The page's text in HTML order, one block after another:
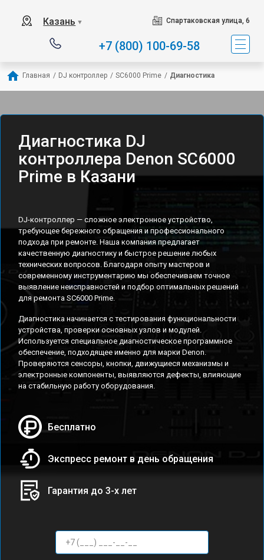
Казань ▼ Спартаковская улица, 6
+7 (800) 100-69-58
Главная / DJ контроллер / SC6000 Prime / Диагностика
Диагностика DJ
контроллера Denon SC6000
Prime в Казани
DJ-контроллер — сложное электронное устройство,
требующее бережного обращения и профессионального
подхода при ремонте. Наша компания предлагает
качественную диагностику и быстрое решение любых
технических вопросов. Благодаря опыту мастеров и
современному инструментарию мы обеспечиваем точное
выявление неисправностей и подбор оптимальных решений
для ремонта SC6000 Prime.
Диагностика начинается с тестирования функциональности
устройства, проверки основных узлов и модулей.
Используется специальное диагностическое программное
обеспечение, подходящее именно для марки Denon.
Проверяются сенсоры, кнопки, движущиеся механизмы и
электронные компоненты, выявляются дефекты, влияющие
на стабильную работу оборудования.
Бесплатно
Экспресс ремонт в день обращения
Гарантия до 3-х лет